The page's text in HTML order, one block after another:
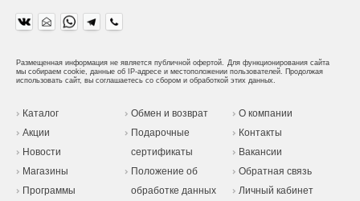
Размещенная информация не является публичной офертой. Для функционирования сайта
мы собираем cookie, данные об IP-адресе и местоположении пользователей. Продолжая
использовать сайт, вы соглашаетесь со сбором и обработкой этих данных.
Каталог
Акции
Новости
Магазины
Программы
Обмен и возврат
Подарочные
сертификаты
Положение об
обработке данных
О компании
Контакты
Вакансии
Обратная связь
Личный кабинет